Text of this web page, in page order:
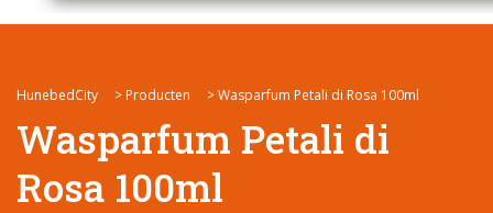
HunebedCity > Producten >Wasparfum Petali di Rosa 100ml
Wasparfum Petali di
Rosa 100ml